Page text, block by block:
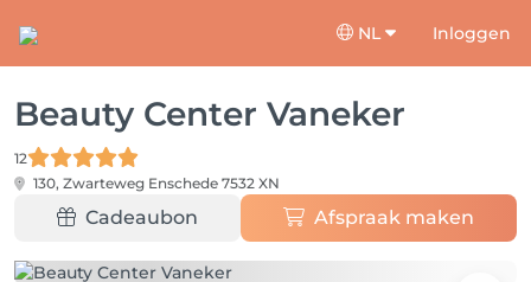
NL Inloggen
Beauty Center Vaneker
12
130, Zwarteweg Enschede 7532 XN
Cadeaubon Afspraak maken